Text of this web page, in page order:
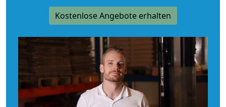
Kostenlose Angebote erhalten